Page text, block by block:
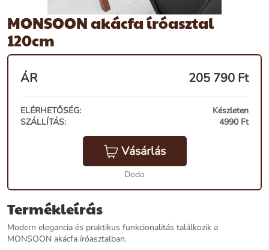
MONSOON akácfa íróasztal
120cm
ÁR 205 790 Ft
ELÉRHETŐSÉG:
Készleten
SZÁLLÍTÁS:
4990 Ft
Vásárlás
Dodo
Termékleírás
Modern elegancia és praktikus funkcionalitás találkozik a
MONSOON akácfa íróasztalban.